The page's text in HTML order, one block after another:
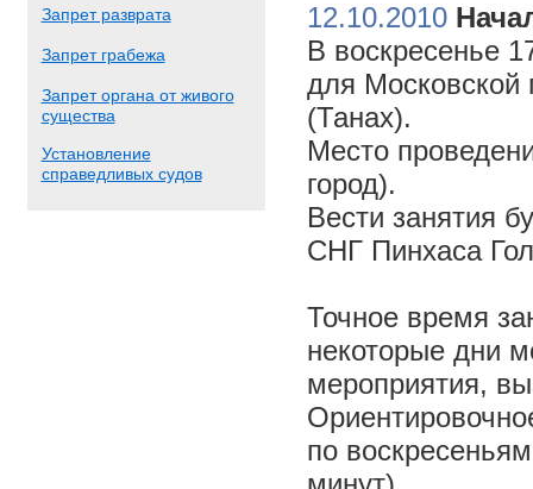
Запрет разврата
Запрет грабежа
Запрет органа от живого
существа
Установление
справедливых судов
12.10.2010
В воскресенье
для Московской
(Танах).
Место
город).
Вести занятия
СНГ Пинхаса
Точное время
некоторые дни
мероприятия,
по